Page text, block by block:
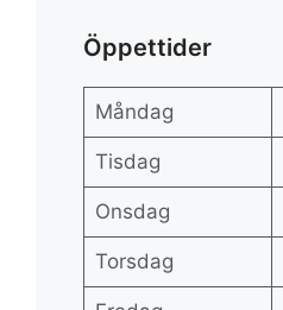
Öppettider
Måndag
Tisdag
Onsdag
Torsdag